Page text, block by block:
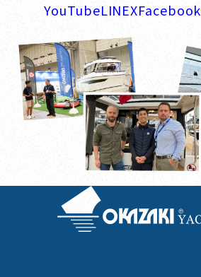
YouTubeLINEXFacebook